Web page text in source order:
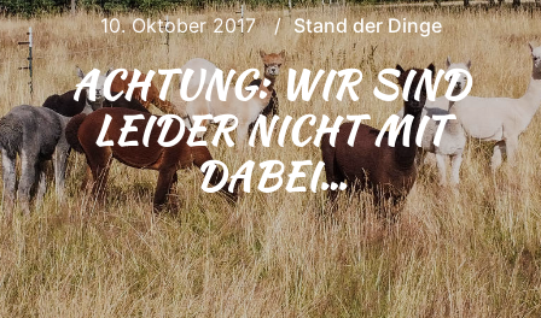
10. Oktober 2017 Stand der Dinge
ACHTUNG: WIR SIND
LEIDER NICHT MIT
DABEI…